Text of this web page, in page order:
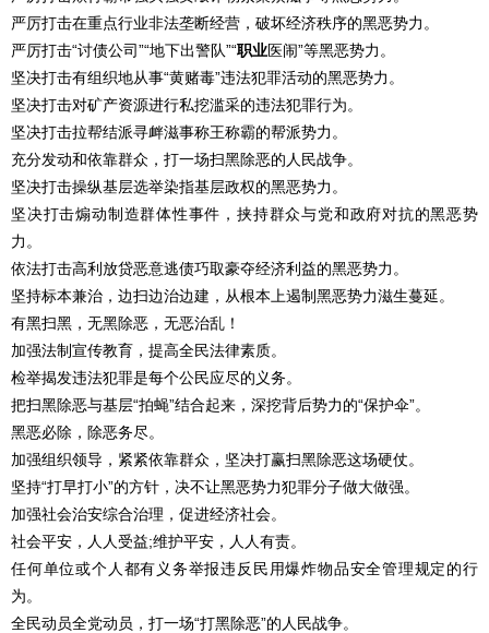
严厉打击在重点行业非法垄断经营，破坏经济秩序的黑恶势力。
严厉打击“讨债公司”“地下出警队”“职业医闹”等黑恶势力。
坚决打击有组织地从事“黄赌毒”违法犯罪活动的黑恶势力。
坚决打击对矿产资源进行私挖滥采的违法犯罪行为。
坚决打击拉帮结派寻衅滋事称王称霸的帮派势力。
充分发动和依靠群众，打一场扫黑除恶的人民战争。
坚决打击操纵基层选举染指基层政权的黑恶势力。
坚决打击煽动制造群体性事件，挟持群众与党和政府对抗的黑恶势
力。
依法打击高利放贷恶意逃债巧取豪夺经济利益的黑恶势力。
坚持标本兼治，边扫边治边建，从根本上遏制黑恶势力滋生蔓延。
有黑扫黑，无黑除恶，无恶治乱！
加强法制宣传教育，提高全民法律素质。
检举揭发违法犯罪是每个公民应尽的义务。
把扫黑除恶与基层“拍蝇”结合起来，深挖背后势力的“保护伞”。
黑恶必除，除恶务尽。
加强组织领导，紧紧依靠群众，坚决打赢扫黑除恶这场硬仗。
坚持“打早打小”的方针，决不让黑恶势力犯罪分子做大做强。
加强社会治安综合治理，促进经济社会。
社会平安，人人受益;维护平安，人人有责。
任何单位或个人都有义务举报违反民用爆炸物品安全管理规定的行
为。
全民动员全党动员，打一场“打黑除恶”的人民战争。